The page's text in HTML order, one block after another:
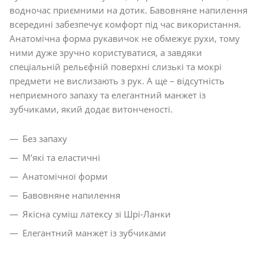
водночас приємними на дотик. Бавовняне напилення
всередині забезпечує комфорт під час використання.
Анатомічна форма рукавичок не обмежує рухи, тому
ними дуже зручно користуватися, а завдяки
спеціальній рельєфній поверхні слизькі та мокрі
предмети не вислизають з рук. А ще – відсутність
неприємного запаху та елегантний манжет із
зубчиками, який додає витонченості.
Без запаху
М’які та еластичні
Анатомічної форми
Бавовняне напилення
Якісна суміш латексу зі Шрі-Ланки
Елегантний манжет із зубчиками